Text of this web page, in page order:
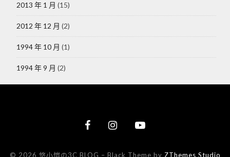
2013 年 1 月 (15)
2012 年 12 月 (2)
1994 年 10 月 (1)
1994 年 9 月 (2)
© 2026 悠小愷の3C BLOG – Black Theme by ZThemes Studio